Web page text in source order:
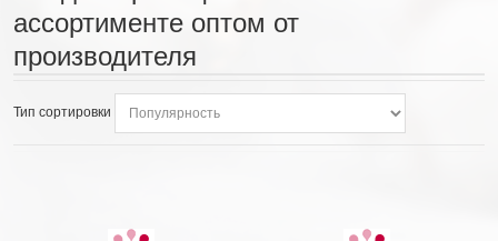
ассортименте оптом от
производителя
Тип сортировки